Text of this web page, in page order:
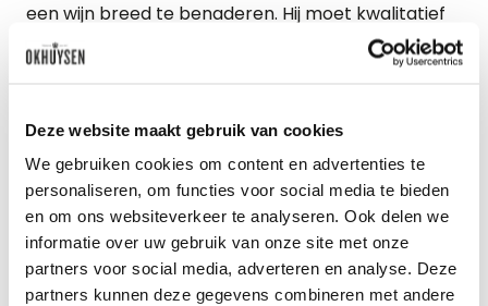
Deze website maakt gebruik van cookies
We gebruiken cookies om content en advertenties te
personaliseren, om functies voor social media te bieden
en om ons websiteverkeer te analyseren. Ook delen we
informatie over uw gebruik van onze site met onze
partners voor social media, adverteren en analyse. Deze
partners kunnen deze gegevens combineren met andere
een wijn breed te benaderen. Hij moet kwalitatief
goed in elkaar zitten, zuiver zijn en een zekere
kracht is niet direct kwaliteit; een wijn moet in
balans zijn en bij Okhuysen altijd frisheid hebben.”
Xavier: “Tijdens je werk en het reizen zal je veel
mooie wijnen hebben geproefd, maar heb je zelf
ook een wijnverzameling?”